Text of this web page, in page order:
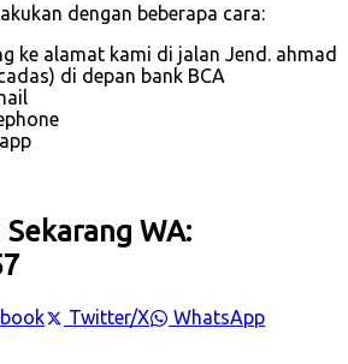
dengan beberapa cara:
ke alamat kami di jalan Jend. ahmad
di depan bank BCA
WA:
Twitter/X WhatsApp